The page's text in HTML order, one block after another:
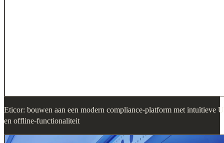
Eticor: bouwen aan een modern compliance-platform met intuïtieve
en offline-functionaliteit